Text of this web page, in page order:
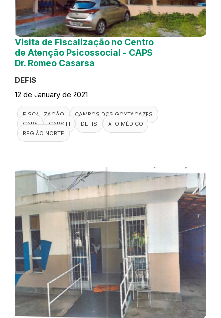
Visita de Fiscalização no Centro
de Atenção Psicossocial - CAPS
Dr. Romeo Casarsa
DEFIS
12 de January de 2021
FISCALIZAÇÃO
CAMPOS DOS GOYTACAZES
CAPS
CAPS III DEFIS
ATO MÉDICO
REGIÃO NORTE